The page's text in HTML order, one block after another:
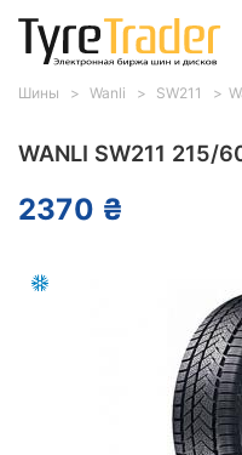
WANLI SW211 215/
2370 ₴
Шины Wanli SW211